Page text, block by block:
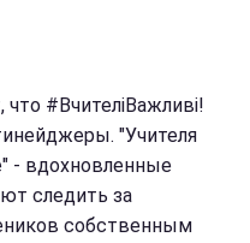
#ВчителіВажливі!
"Учителя
- вдохновленные
следить за
собственным